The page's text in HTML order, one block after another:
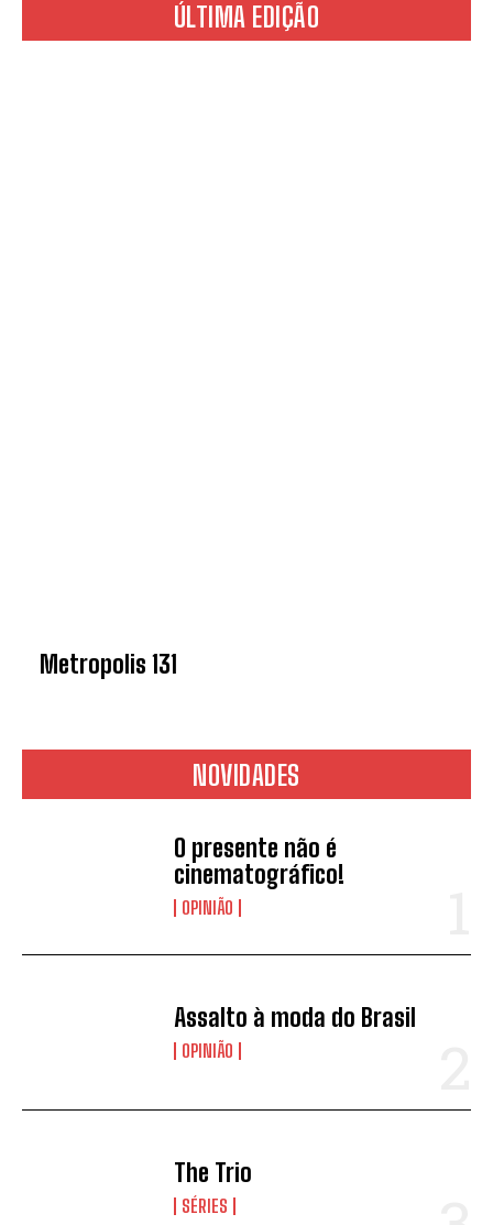
ÚLTIMA EDIÇÃO
Metropolis 131
NOVIDADES
O presente não é
cinematográfico!
OPINIÃO
Assalto à moda do Brasil
OPINIÃO
The Trio
SÉRIES